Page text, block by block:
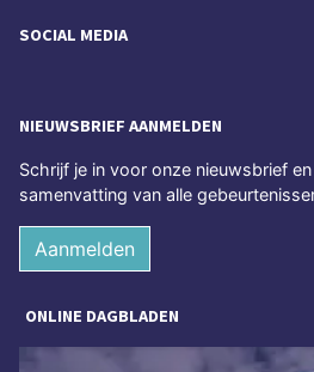
SOCIAL MEDIA
NIEUWSBRIEF AANMELDEN
Schrijf je in voor onze nieuwsbrief
samenvatting van alle
Aanmelden
ONLINE DAGBLADEN